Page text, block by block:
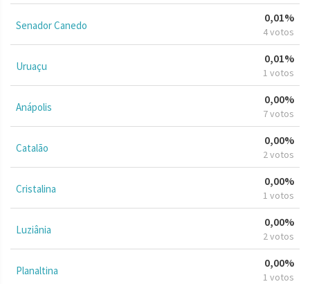
Senador Canedo
0,01%
4 votos
Uruaçu
0,01%
1 votos
Anápolis
0,00%
7 votos
Catalão
0,00%
2 votos
Cristalina
0,00%
1 votos
Luziânia
0,00%
2 votos
Planaltina
0,00%
1 votos